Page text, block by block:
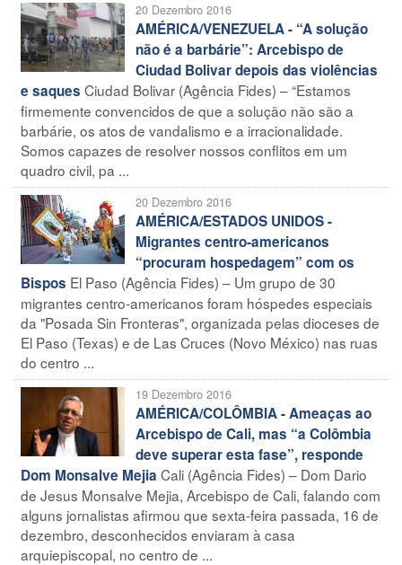
20 Dezembro 2016
AMÉRICA/VENEZUELA - “A solução
não é a barbárie”: Arcebispo de
Ciudad Bolivar depois das violências
e saques Ciudad Bolivar (Agência Fides) – “Estamos
firmemente convencidos de que a solução não são a
barbárie, os atos de vandalismo e a irracionalidade.
Somos capazes de resolver nossos conflitos em um
quadro civil, pa ...
20 Dezembro 2016
AMÉRICA/ESTADOS UNIDOS -
Migrantes centro-americanos
“procuram hospedagem” com os
Bispos El Paso (Agência Fides) – Um grupo de 30
migrantes centro-americanos foram hóspedes especiais
da "Posada Sin Fronteras", organizada pelas dioceses de
El Paso (Texas) e de Las Cruces (Novo México) nas ruas
do centro ...
19 Dezembro 2016
AMÉRICA/COLÔMBIA - Ameaças ao
Arcebispo de Cali, mas “a Colômbia
deve superar esta fase”, responde
Dom Monsalve Mejia Cali (Agência Fides) – Dom Dario
de Jesus Monsalve Mejia, Arcebispo de Cali, falando com
alguns jornalistas afirmou que sexta-feira passada, 16 de
dezembro, desconhecidos enviaram à casa
arquiepiscopal, no centro de ...